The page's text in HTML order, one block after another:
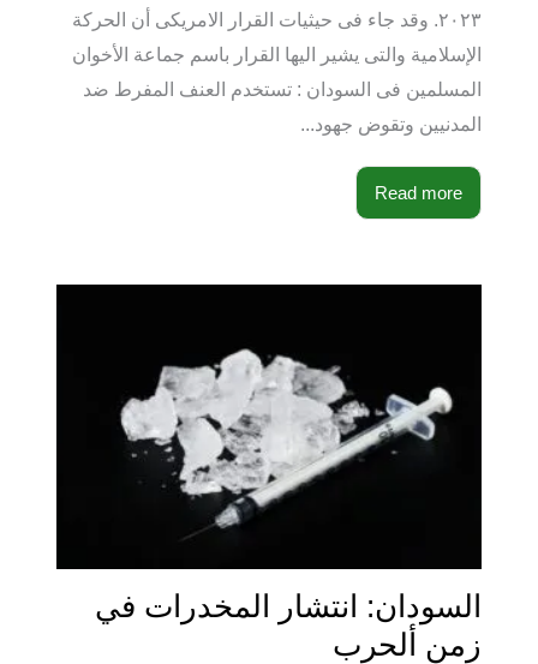
٢٠٢٣. وقد جاء فى حيثيات القرار الامريكى أن الحركة
الإسلامية والتى يشير اليها القرار باسم جماعة الأخوان
المسلمين فى السودان : تستخدم العنف المفرط ضد
المدنيين وتقوض جهود...
Read more
السودان: انتشار المخدرات في
زمن ألحرب